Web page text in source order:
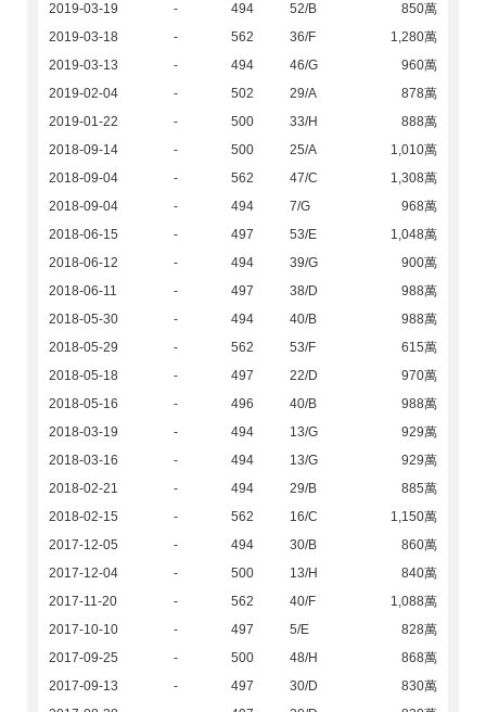
2019-03-19
- 494 52/B
850萬
2019-03-18
- 562 36/F
1,280萬
2019-03-13
- 494 46/G
960萬
2019-02-04
- 502 29/A
878萬
2019-01-22
- 500 33/H
888萬
2018-09-14
- 500 25/A
1,010萬
2018-09-04
- 562 47/C
1,308萬
2018-09-04
- 494 7/G
968萬
2018-06-15
- 497 53/E
1,048萬
2018-06-12
- 494 39/G
900萬
2018-06-11
- 497 38/D
988萬
2018-05-30
- 494 40/B
988萬
2018-05-29
- 562 53/F
615萬
2018-05-18
- 497 22/D
970萬
2018-05-16
- 496 40/B
988萬
2018-03-19
- 494 13/G
929萬
2018-03-16
- 494 13/G
929萬
2018-02-21
- 494 29/B
885萬
2018-02-15
- 562 16/C
1,150萬
2017-12-05
- 494 30/B
860萬
2017-12-04
- 500 13/H
840萬
2017-11-20
- 562 40/F
1,088萬
2017-10-10
- 497 5/E
828萬
2017-09-25
- 500 48/H
868萬
2017-09-13
- 497 30/D
830萬